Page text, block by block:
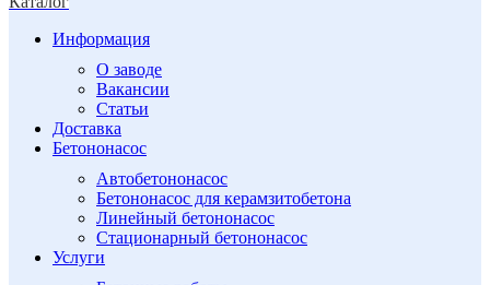
Информация
О заводе
Вакансии
Статьи
Доставка
Бетононасос
Автобетононасос
Бетононасос для керамзитобетона
Линейный бетононасос
Стационарный бетононасос
Услуги